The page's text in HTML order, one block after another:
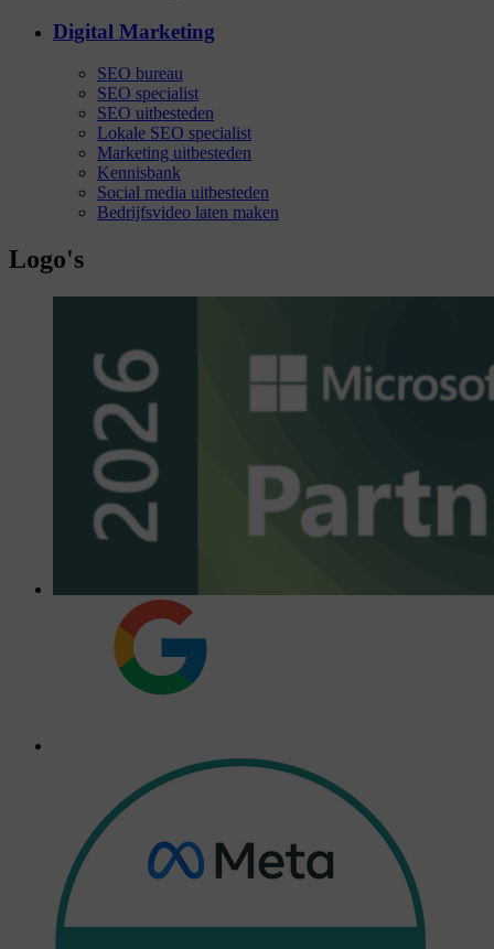
Digital Marketing
SEO bureau
SEO specialist
SEO uitbesteden
Lokale SEO specialist
Marketing uitbesteden
Kennisbank
Social media uitbesteden
Bedrijfsvideo laten maken
Logo's